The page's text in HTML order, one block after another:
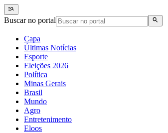
Buscar no portal
Capa
Últimas Notícias
Esporte
Eleições 2026
Política
Minas Gerais
Brasil
Mundo
Agro
Entretenimento
Eloos